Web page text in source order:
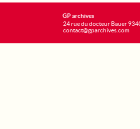
GP archives
24 rue du docteur Bauer
contact@gparchives.com